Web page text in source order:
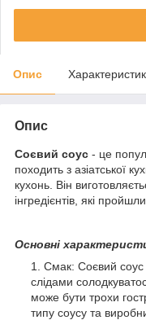
Опис
Опис
Соєвий соус - це
походить з азіатської
кухонь. Він
інгредієнтів, які
Основні
Смак: Соєвий соус
слідами
може бути трохи
типу соусу та